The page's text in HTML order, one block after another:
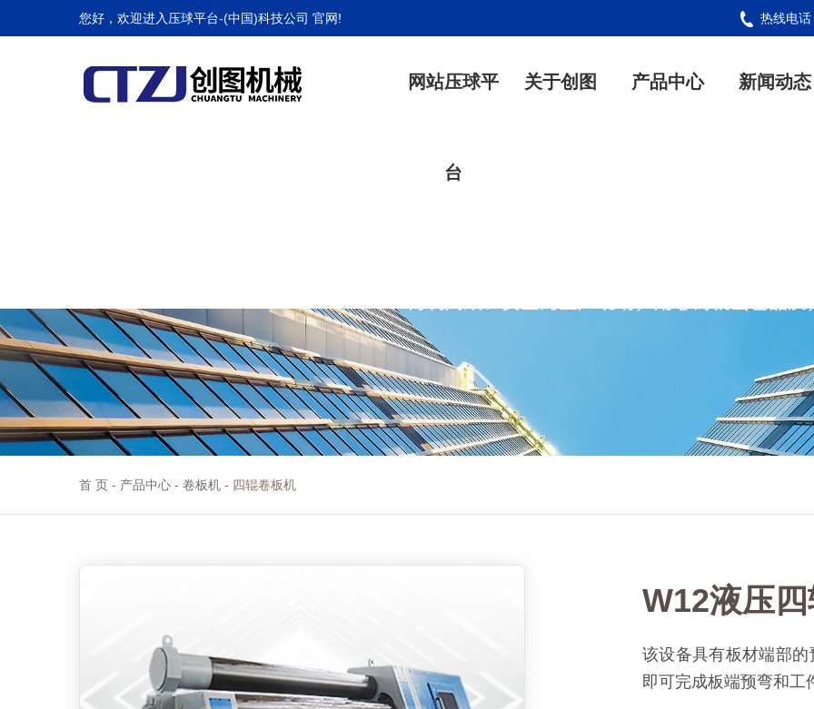
压球平台您好，欢迎进入压球平台-(中国)科技公司 官网! 热线电话
网站压球平
台
关于创图 产品中心 新闻动态
首 页 - 产品中心 - 卷板机 - 四辊卷板机
W12液压
该设备具有板材端部
即可完成板端预弯和工